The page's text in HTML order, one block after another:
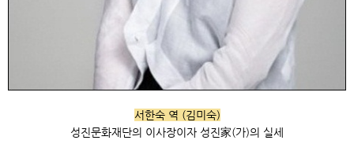
서한숙 역 (김미숙)
성진문화재단의 이사장이자 성진家(가)의 실세